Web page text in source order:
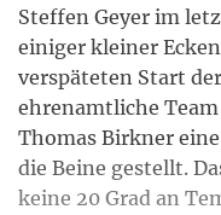
Steffen Geyer im
einiger kleiner
verspäteten Start
ehrenamtliche
Thomas Birkner
die Beine gestellt.
keine 20 Grad an